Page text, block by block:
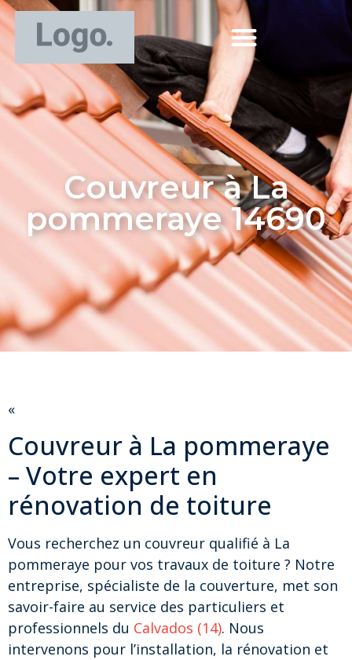
Couvreur à La
pommeraye 14690
«
Couvreur à La pommeraye
– Votre expert en
rénovation de toiture
Vous recherchez un couvreur qualifié à La
pommeraye pour vos travaux de toiture ? Notre
entreprise, spécialiste de la couverture, met son
savoir-faire au service des particuliers et
professionnels du Calvados (14). Nous
intervenons pour l’installation, la rénovation et